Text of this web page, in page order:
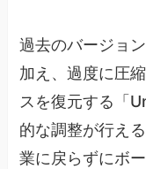
過去のバージョ
加え、過度に圧
スを復元する「
的な調整が行え
業に戻らずにボ